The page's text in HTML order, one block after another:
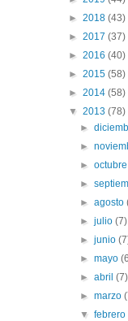
► 2018 (43)
► 2017 (37)
► 2016 (40)
► 2015 (58)
► 2014 (58)
▼ 2013 (78)
►
►
►
►
►agosto
►julio(7)
►junio
►mayo
►abril(7)
►marzo
▼febrero